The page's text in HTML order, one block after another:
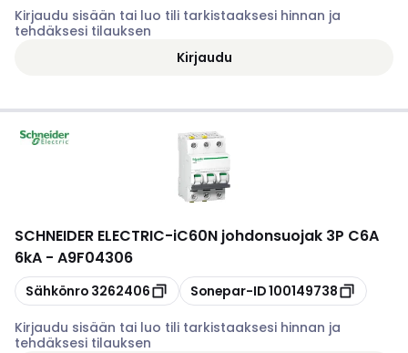
Kirjaudu sisään tai luo tili tarkistaaksesi hinnan ja
tehdäksesi tilauksen
Kirjaudu
SCHNEIDER ELECTRIC-iC60N johdonsuojak 3P C6A
6kA - A9F04306
Kopioi
Sähkönro 3262406 Kopioi
Sonepar-ID100149738
Kirjaudu sisään tai luo tili tarkistaaksesi hinnan ja
tehdäksesi tilauksen